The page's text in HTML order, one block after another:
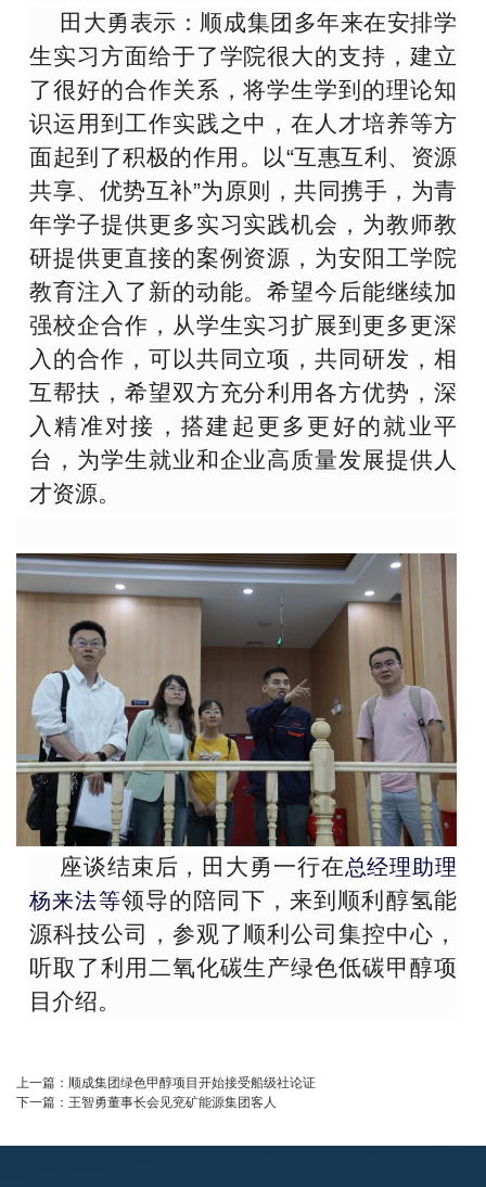
田大勇表示：顺成集团多年来在安排学
生实习方面给于了学院很大的支持，建立
了很好的合作关系，将学生学到的理论知
识运用到工作实践之中，在 人才培养等方
面起到了积极的作用。以“互惠互利、资源
共享、优势互补”为原则，共同携手，为青
年学子提供更多实习实践机会，为教师教
研提供更直接的案例资源，为安阳工学院
教育注入了新的动能。希望今后能继续加
强校企合作，从学生实习扩展到更多更深
入的合作，可以共同立项，共同研发，相
互帮扶，希望双方充分利用各方优势，深
入精准对接，搭建起更多更好的就业平
台，为学生就业和企业高质量发展提供人
才资源。
座谈结束后，田大勇一行在总经理助理
杨来法等领导的陪同下，来到顺利醇氢能
源科技公司，参观了顺利公司集控中心，
听取了利用二氧化碳生产绿色低碳甲醇项
目介绍。
上一篇： 顺成集团绿色甲醇项目开始接受船级社论证
下一篇： 王智勇董事长会见兖矿能源集团客人